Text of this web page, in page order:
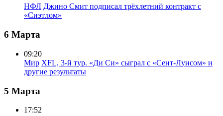
НФЛ Джино Смит подписал трёхлетний контракт с
«Сиэтлом»
6 Марта
09:20
Мир XFL, 3-й тур. «Ди Си» сыграл с «Сент-Луисом» и
другие результаты
5 Марта
17:52